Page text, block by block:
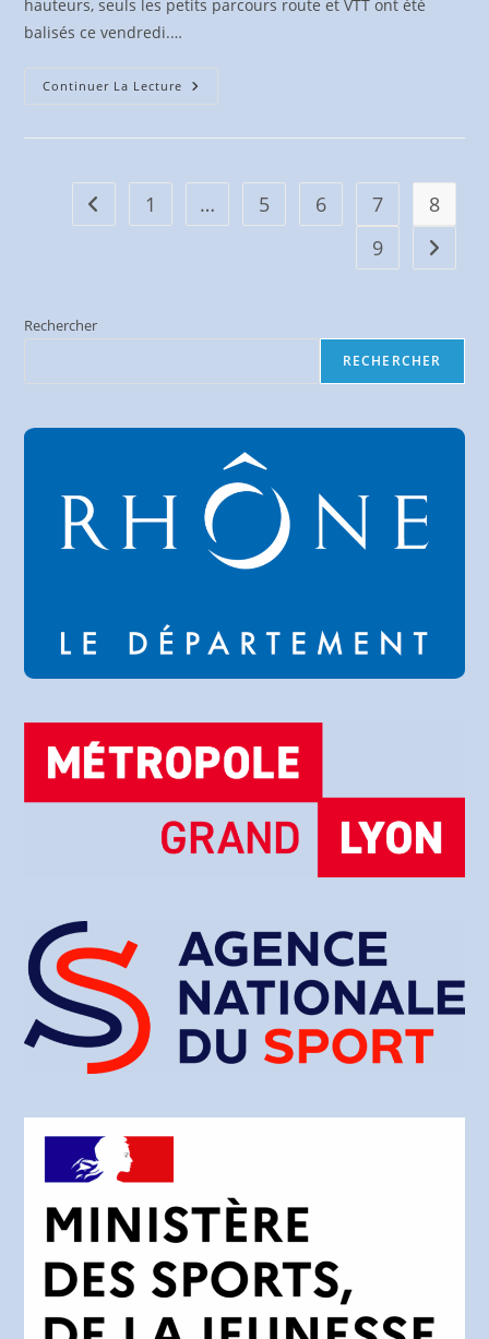
hauteurs, seuls les petits parcours route et VTT ont été
balisés ce vendredi.…
Continuer La Lecture Premières
Ste
Lès
Lyon
Go to the previous page
1 … 5 6 7
8
9
Aller à
Rechercher
RECHERCHER